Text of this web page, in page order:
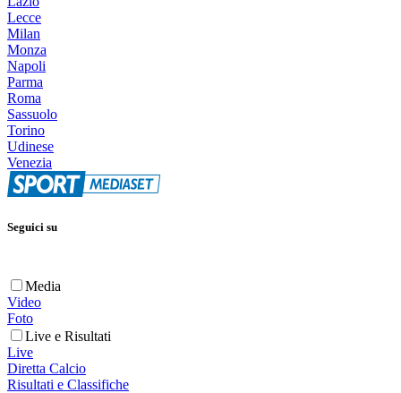
Lecce
Milan
Monza
Napoli
Parma
Roma
Sassuolo
Torino
Udinese
Venezia
Seguici su
Media
Video
Foto
Live e Risultati
Live
Diretta Calcio
Risultati e Classifiche